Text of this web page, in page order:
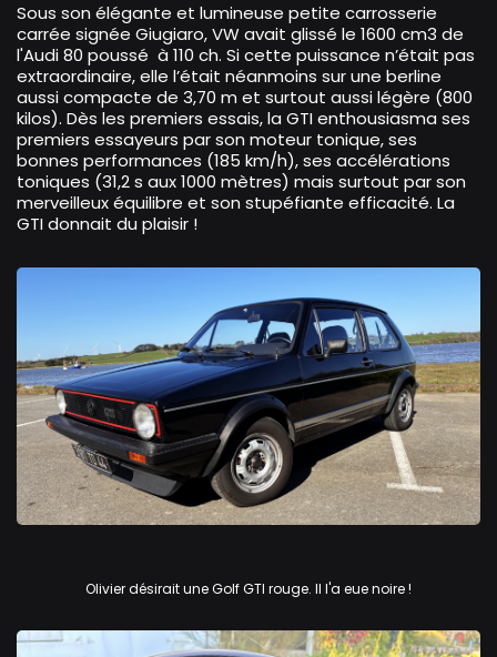
Sous son élégante et lumineuse petite carrosserie
carrée signée Giugiaro, VW avait glissé le 1600 cm3 de
l'Audi 80 poussé à 110 ch. Si cette puissance n’était pas
extraordinaire, elle l’était néanmoins sur une berline
aussi compacte de 3,70 m et surtout aussi légère (800
kilos). Dès les premiers essais, la GTI enthousiasma ses
premiers essayeurs par son moteur tonique, ses
bonnes performances (185 km/h), ses accélérations
toniques (31,2 s aux 1000 mètres) mais surtout par son
merveilleux équilibre et son stupéfiante efficacité. La
GTI donnait du plaisir !
Olivier désirait une Golf GTI rouge. Il l'a eue noire !